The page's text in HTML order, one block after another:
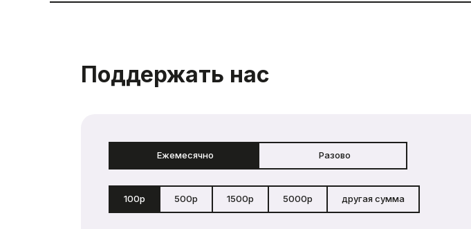
Поддержать нас
Ежемесячно Разово
100р 500р 1500р 5000р другая сумма